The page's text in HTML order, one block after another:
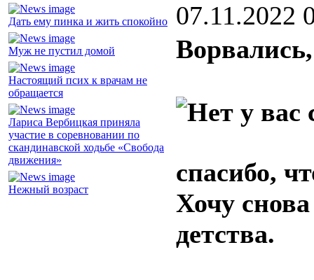
Дать ему пинка и жить спокойно
Муж не пустил домой
Настоящий псих к врачам не
обращается
Лариса Вербицкая приняла
участие в соревновании по
скандинавской ходьбе «Свобода
движения»
Нежный возраст
07.11.2022
спасибо,
Хочу
детства.